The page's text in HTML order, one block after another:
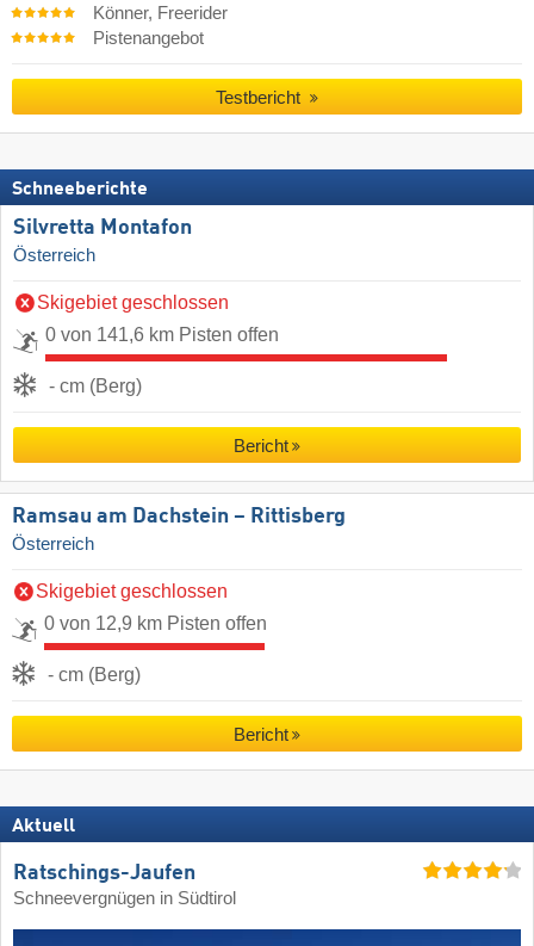
Könner, Freerider
Pistenangebot
Testbericht
Schneeberichte
Silvretta Montafon
Österreich
Skigebiet geschlossen
0 von 141,6 km Pisten offen
- cm (Berg)
Bericht
Ramsau am Dachstein – Rittisberg
Österreich
Skigebiet geschlossen
0 von 12,9 km Pisten offen
- cm (Berg)
Bericht
Aktuell
Ratschings-Jaufen
Schneevergnügen in Südtirol